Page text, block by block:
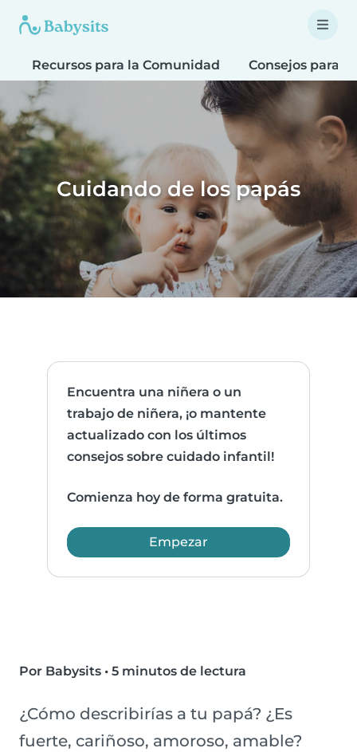
Recursos para la Comunidad Consejos para
Cuidando de los papás
Encuentra una niñera o un
trabajo de niñera, ¡o mantente
actualizado con los últimos
consejos sobre cuidado infantil!
Comienza hoy de forma gratuita.
Empezar
Por Babysits • 5 minutos de lectura
¿Cómo describirías a tu papá? ¿Es
fuerte, cariñoso, amoroso, amable?